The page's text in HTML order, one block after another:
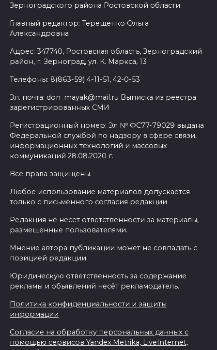
Зерноградского района Ростовской области
Главный редактор: Терещенко Ольга
Александровна
Адрес: 347740, Ростовская область, Зерноградский
район, г. Зерноград, ул. К. Маркса, 13
Телефоны: 8(863-59) 4-11-51, 42-0-53
Эл. почта: don_mayak@mail.ru Выписка из реестра
зарегистрированных СМИ
Регистрационный номер: Эл № ФС77-79029 выдана
Федеральной службой по надзору в сфере связи,
информационных технологий и массовых
коммуникаций 28.08.2020 г.
Все права защищены.
Любое использование материалов допускается
только с письменного согласия редакции
Редакция не несет ответственности за материалы,
размещенные пользователями.
Мнение автора публикации может не совпадать с
позицией редакции.
Юридическую ответственность за содержание
рекламы и объявлений несёт рекламодатель.
Политика конфиденциальности и защиты
информации
Согласие на обработку персональных данных с
помощью сервисов Yandex.Metrika, LiveInternet,